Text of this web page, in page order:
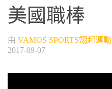
美國職棒
由 VAMOS SPORTS翊起運動
2017-09-07